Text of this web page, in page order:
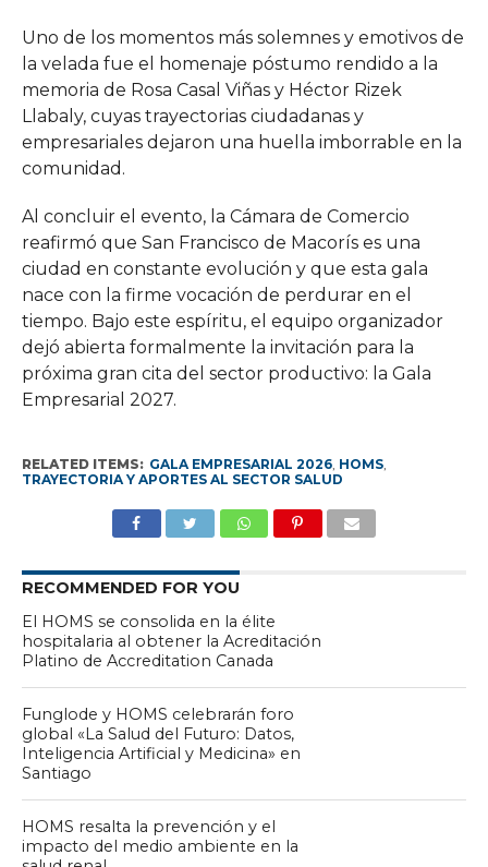
Uno de los momentos más solemnes y emotivos de
la velada fue el homenaje póstumo rendido a la
memoria de Rosa Casal Viñas y Héctor Rizek
Llabaly, cuyas trayectorias ciudadanas y
empresariales dejaron una huella imborrable en la
comunidad.
Al concluir el evento, la Cámara de Comercio
reafirmó que San Francisco de Macorís es una
ciudad en constante evolución y que esta gala
nace con la firme vocación de perdurar en el
tiempo. Bajo este espíritu, el equipo organizador
dejó abierta formalmente la invitación para la
próxima gran cita del sector productivo: la Gala
Empresarial 2027.
RELATED ITEMS: GALA EMPRESARIAL 2026, HOMS,
TRAYECTORIA Y APORTES AL SECTOR SALUD
RECOMMENDED FOR YOU
El HOMS se consolida en la élite
hospitalaria al obtener la Acreditación
Platino de Accreditation Canada
Funglode y HOMS celebrarán foro
global «La Salud del Futuro: Datos,
Inteligencia Artificial y Medicina» en
Santiago
HOMS resalta la prevención y el
impacto del medio ambiente en la